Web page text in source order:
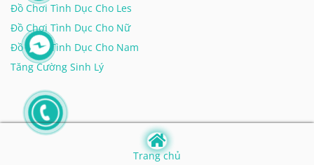
Đồ Chơi Tình Dục Cho Les
Đồ Chơi Tình Dục Cho Nữ
Đồ Chơi Tình Dục Cho Nam
Tăng Cường Sinh Lý
Trang chủ